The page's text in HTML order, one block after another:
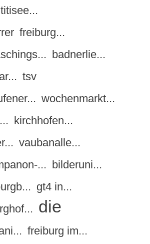
titisee...
freiburg...
badnerlie...
tsv
wochenmarkt...
kirchhofen...
vaubanalle...
... bilderuni...
gt4 in...
die
freiburg im...